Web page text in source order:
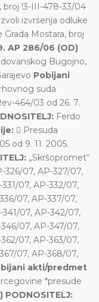
!3-III-478-33/04
izvršenja odluke
Mostara, broj
AP 286/06 (OD)
Bugojno,
Pobijani
suda
464/03 od 26. 7.
Ferdo
 Presuda
od 9. 11. 2005.
„Skršopromet“
326/07, AP-327/07,
07, AP-332/07,
07, AP-337/07,
07, AP-342/07,
07, AP-347/07,
07, AP-363/07,
07, AP-368/07,
akti/predmet
*presude
PODNOSITELJ: